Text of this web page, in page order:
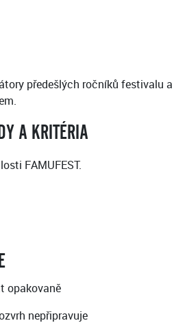
předešlých ročníků festivalu a
A KRITÉRIA
FAMUFEST.
opakovaně
nepřipravuje